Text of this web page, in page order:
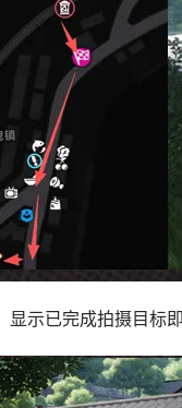
显示已完成拍摄目标